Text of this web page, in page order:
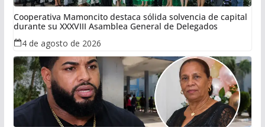
Cooperativa Mamoncito destaca sólida solvencia de capital
durante su XXXVIII Asamblea General de Delegados
4 de agosto de 2026